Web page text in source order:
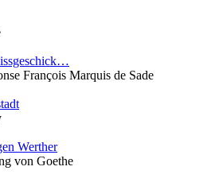
François Marquis de Sade
Werther
von Goethe